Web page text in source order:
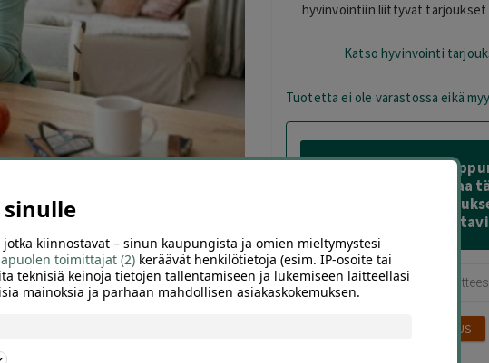
ajankohtaiset hyvinvointiin
hyvinvointiin liittyvät tarjoukset
Katso hyvinvointi
Tuotetta ei ole varastossa eikä
Tämä diili on
varastosta – Tilaa
sähköposti-
sitä on taas
kiinnostavat – sinun kaupungista ja omien mieltymystesi
toimittajat (2) keräävät henkilötietoja (esim. IP-osoite tai
teknisiä keinoja tietojen tallentamiseen ja lukemiseen laitteellasi
mainoksia ja parhaan mahdollisen asiakaskokemuksen.